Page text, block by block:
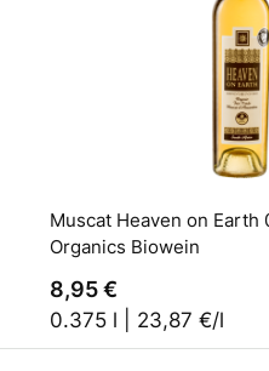
Muscat Heaven on Earth
Organics Biowein
8,95 €
0.375 l | 23,87 €/l